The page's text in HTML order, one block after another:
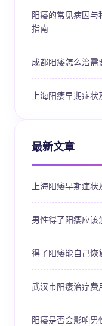
阳痿的常见病因
指南
成都阳痿怎么治需
上海阳痿早期症
最新文章
上海阳痿早期症
男性得了阳痿应该
得了阳痿能自己恢
武汉市阳痿治疗费
阳痿是否会影响男